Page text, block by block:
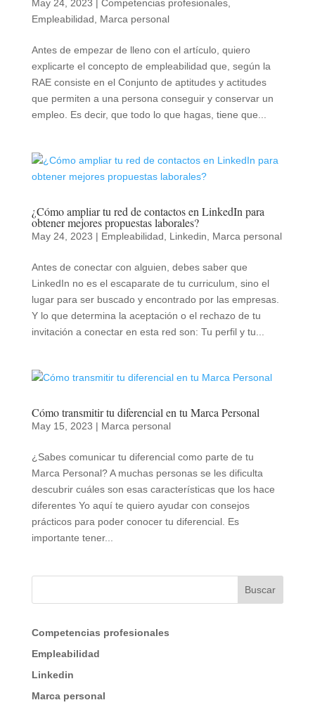
May 24, 2023 | Competencias profesionales,
Empleabilidad
Marca personal
Antes de empezar de lleno con el artículo, quiero
explicarte el concepto de empleabilidad que, según la
RAE consiste en el Conjunto de aptitudes y actitudes
que permiten a una persona conseguir y conservar un
empleo. Es decir, que todo lo que hagas, tiene que...
¿Cómo ampliar tu red de contactos en LinkedIn para
obtener mejores propuestas laborales?
May 24, 2023 | Empleabilidad Linkedin Marca personal
Antes de conectar con alguien, debes saber que
LinkedIn no es el escaparate de tu curriculum, sino el
lugar para ser buscado y encontrado por las empresas.
Y lo que determina la aceptación o el rechazo de tu
invitación a conectar en esta red son: Tu perfil y tu...
Cómo transmitir tu diferencial en tu Marca Personal
May 15, 2023 | Marca personal
¿Sabes comunicar tu diferencial como parte de tu
Marca Personal? A muchas personas se les dificulta
descubrir cuáles son esas características que los hace
diferentes Yo aquí te quiero ayudar con consejos
prácticos para poder conocer tu diferencial. Es
importante tener...
Buscar
Competencias profesionales
Empleabilidad
Linkedin
Marca personal